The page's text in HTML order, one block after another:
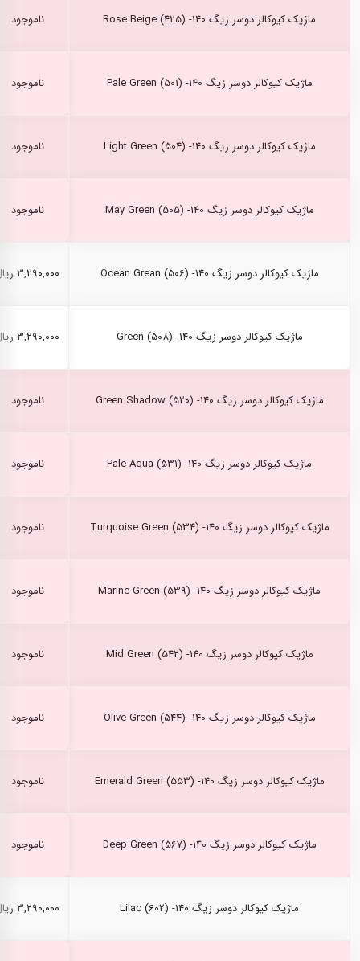
ماژیک کیوکالر دوسر زیگ Rose Beige (425) -140 ناموجود
ماژیک کیوکالر دوسر زیگ Pale Green (501) -140 ناموجود
ماژیک کیوکالر دوسر زیگ Light Green (504) -140 ناموجود
ماژیک کیوکالر دوسر زیگ May Green (505) -140 ناموجود
ماژیک کیوکالر دوسر زیگ Ocean Grean (506) -140 ۳,۲۹۰,۰۰۰ ریال
ماژیک کیوکالر دوسر زیگ Green (508) -140 ۳,۲۹۰,۰۰۰ ریال
ماژیک کیوکالر دوسر زیگ Green Shadow (520) -140 ناموجود
ماژیک کیوکالر دوسر زیگ Pale Aqua (531) -140 ناموجود
ماژیک کیوکالر دوسر زیگ Turquoise Green (534) -140 ناموجود
ماژیک کیوکالر دوسر زیگ Marine Green (539) -140 ناموجود
ماژیک کیوکالر دوسر زیگ Mid Green (542) -140 ناموجود
ماژیک کیوکالر دوسر زیگ Olive Green (544) -140 ناموجود
ماژیک کیوکالر دوسر زیگ Emerald Green (553) -140 ناموجود
ماژیک کیوکالر دوسر زیگ Deep Green (567) -140 ناموجود
ماژیک کیوکالر دوسر زیگ Lilac (602) -140 ۳,۲۹۰,۰۰۰ ریال